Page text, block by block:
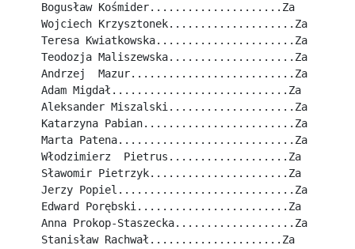
Bogusław Kośmider.....................Za
Wojciech Krzysztonek....................Za
Teresa Kwiatkowska......................Za
Teodozja Maliszewska....................Za
Andrzej  Mazur..........................Za
Adam Migdał............................Za
Aleksander Miszalski....................Za
Katarzyna Pabian........................Za
Marta Patena............................Za
Włodzimierz  Pietrus...................Za
Sławomir Pietrzyk......................Za
Jerzy Popiel............................Za
Edward Porębski........................Za
Anna Prokop-Staszecka...................Za
Stanisław Rachwał.....................Za